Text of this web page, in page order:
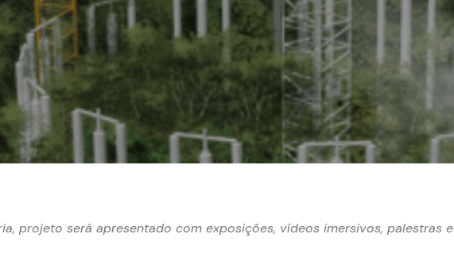
projeto será apresentado com exposições, vídeos imersivos, palestras e